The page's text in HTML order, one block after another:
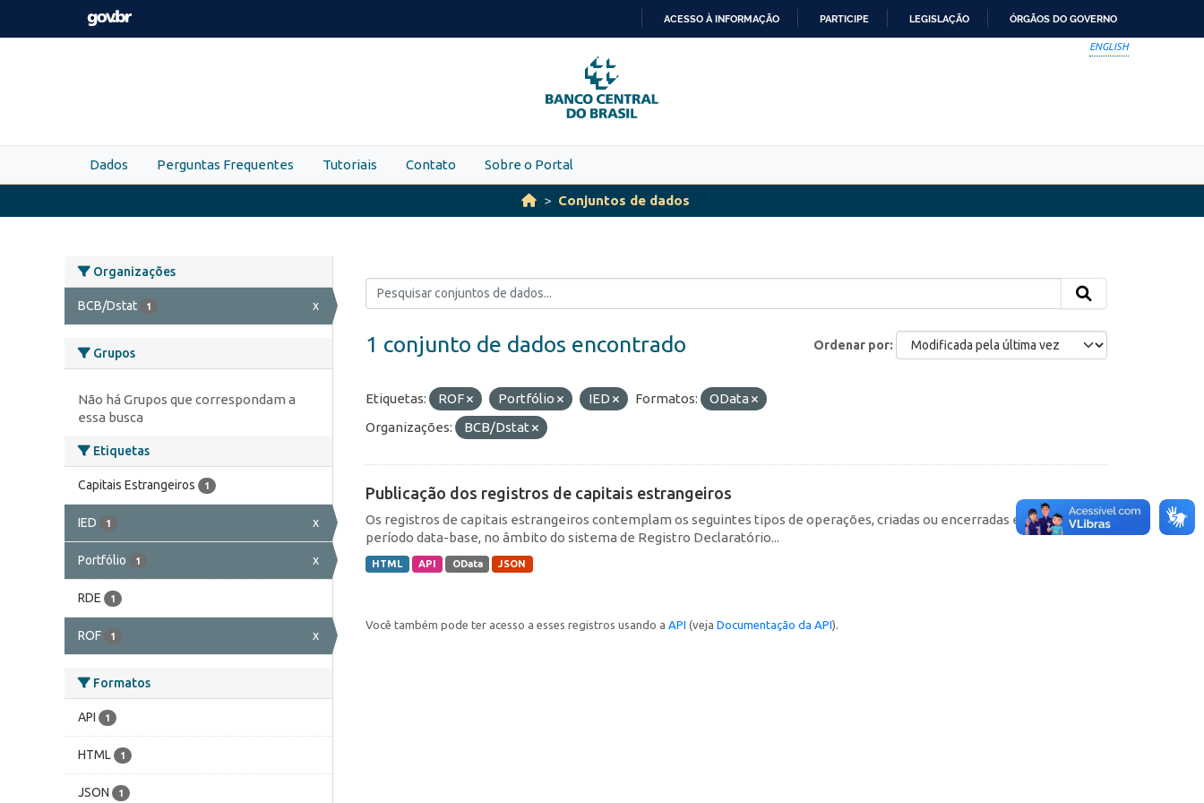
Skip to main content
PARA
O
CONTEÚDO
ACESSO À INFORMAÇÃO PARTICIPE LEGISLAÇÃO ÓRGÃOS DO GOVERNO
ENGLISH
Dados Perguntas Frequentes Tutoriais Contato Sobre o Portal
Conjuntos de dados
Organizações
BCB/Dstat 1 x
Grupos
Não há Grupos que correspondam a
essa busca
Etiquetas
Capitais Estrangeiros 1
IED 1 x
Portfólio 1 x
RDE 1
ROF 1 x
Formatos
API 1
HTML 1
JSON 1
Ordenar por
1 conjunto de dados encontrado
Etiquetas: ROF Portfólio IED Formatos:
OData
Organizações:
BCB/Dstat
Publicação dos registros de capitais estrangeiros
Os registros de capitais estrangeiros contemplam os seguintes tipos de operações, criadas ou encerradas em cada
período data-base, no âmbito do sistema de Registro Declaratório...
HTML API OData JSON
Você também pode ter acesso a esses registros usando a API (veja Documentação da API).